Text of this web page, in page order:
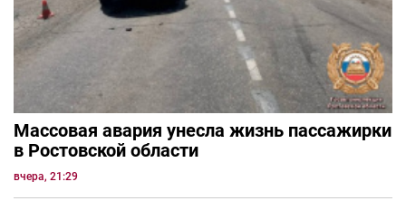
Массовая авария унесла жизнь пассажирки
в Ростовской области
вчера, 21:29